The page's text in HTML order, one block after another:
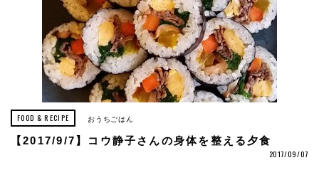
FOOD & RECIPE おうちごはん
【2017/9/7】コウ静子さんの身体を整える夕食
2017/09/07